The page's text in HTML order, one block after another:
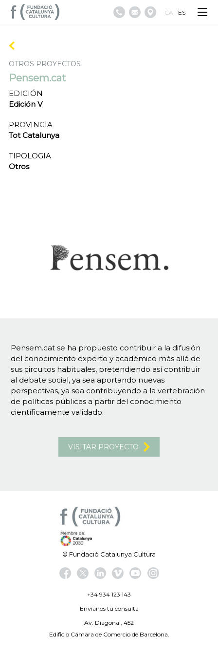
CA ES
OTROS PROYECTOS
Pensem.cat
EDICIÓN
Edición V
PROVINCIA
Tot Catalunya
TIPOLOGIA
Otros
Pensem.cat se ha propuesto contribuir a la difusión
del conocimiento experto y académico más allá de
sus circuitos habituales, pretendiendo así contribuir
al debate social, ya sea aportando nuevas
perspectivas, ya sea contribuyendo a la vertebración
de políticas públicas a partir del conocimiento
científicamente validado.
VISITAR PROYECTO
© Fundació Catalunya Cultura
+34 934 123 143
Envíanos tu consulta
Av. Diagonal, 452
Edificio Cámara de Comercio de Barcelona.